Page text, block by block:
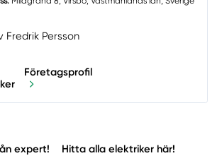
Fredrik Persson
Företagsprofil
expert! Hitta alla elektriker här!